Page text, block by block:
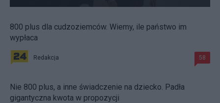
800 plus dla cudzoziemców. Wiemy, ile państwo im
wypłaca
Redakcja 58
Nie 800 plus, a inne świadczenie na dziecko. Padła
gigantyczna kwota w propozycji